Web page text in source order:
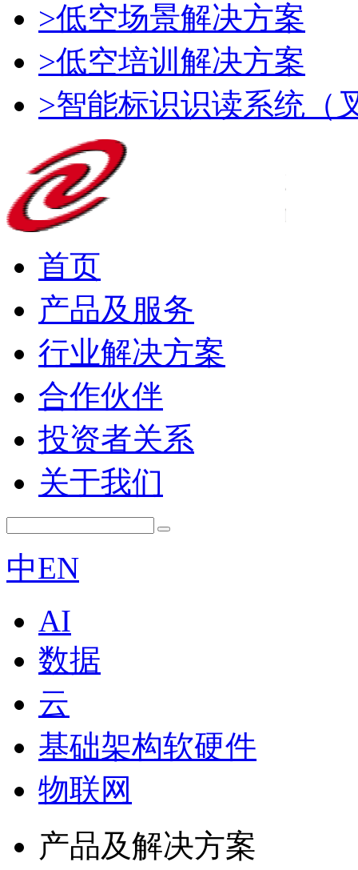
>低空场景解决方案
>低空培训解决方案
>智能标识识读系统（
首页
产品及服务
行业解决方案
合作伙伴
投资者关系
关于我们
中EN
AI
数据
云
基础架构软硬件
物联网
产品及解决方案